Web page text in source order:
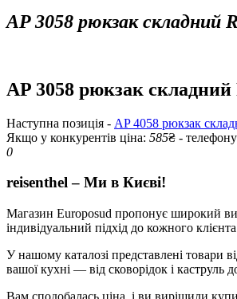
AP 3058 рюкзак складний
AP 3058 рюкзак складний
Наступна позиція - AP 4058 рюкзак
Якщо у конкурентів ціна: 585₴ -
0
reisenthel – Ми в Києві!
Магазин Europosud пропонує широкий
індивідуальний підхід до кожного
У нашому каталозі представлені товари
вашої кухні — від сковорідок і каструль
Вам сподобалась ціна, і ви вирішили